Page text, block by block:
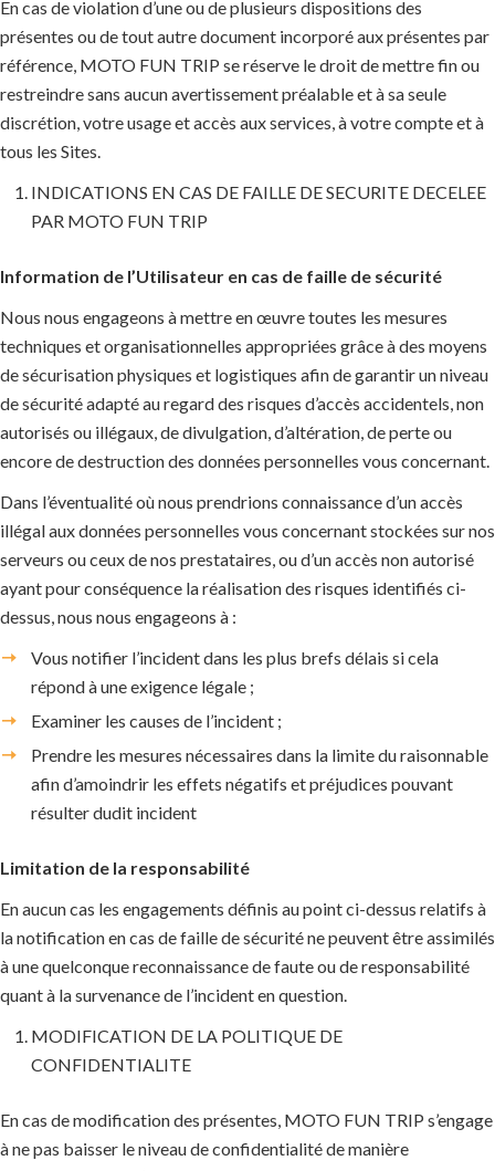
En cas de violation d’une ou de plusieurs dispositions des
présentes ou de tout autre document incorporé aux présentes par
référence, MOTO FUN TRIP se réserve le droit de mettre fin ou
restreindre sans aucun avertissement préalable et à sa seule
discrétion, votre usage et accès aux services, à votre compte et à
tous les Sites.
INDICATIONS EN CAS DE FAILLE DE SECURITE DECELEE
PAR MOTO FUN TRIP
Information de l’Utilisateur en cas de faille de sécurité
Nous nous engageons à mettre en œuvre toutes les mesures
techniques et organisationnelles appropriées grâce à des moyens
de sécurisation physiques et logistiques afin de garantir un niveau
de sécurité adapté au regard des risques d’accès accidentels, non
autorisés ou illégaux, de divulgation, d’altération, de perte ou
encore de destruction des données personnelles vous concernant.
Dans l’éventualité où nous prendrions connaissance d’un accès
illégal aux données personnelles vous concernant stockées sur nos
serveurs ou ceux de nos prestataires, ou d’un accès non autorisé
ayant pour conséquence la réalisation des risques identifiés ci-
dessus, nous nous engageons à :
Vous notifier l’incident dans les plus brefs délais si cela
répond à une exigence légale ;
Examiner les causes de l’incident ;
Prendre les mesures nécessaires dans la limite du raisonnable
afin d’amoindrir les effets négatifs et préjudices pouvant
résulter dudit incident
Limitation de la responsabilité
En aucun cas les engagements définis au point ci-dessus relatifs à
la notification en cas de faille de sécurité ne peuvent être assimilés
à une quelconque reconnaissance de faute ou de responsabilité
quant à la survenance de l’incident en question.
MODIFICATION DE LA POLITIQUE DE
CONFIDENTIALITE
En cas de modification des présentes, MOTO FUN TRIP s’engage
à ne pas baisser le niveau de confidentialité de manière